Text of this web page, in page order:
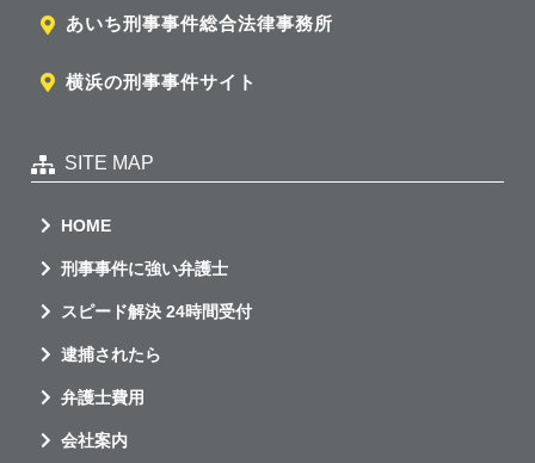
あいち刑事事件総合法律事務所
横浜の刑事事件サイト
SITE MAP
HOME
刑事事件に強い弁護士
スピード解決 24時間受付
逮捕されたら
弁護士費用
会社案内